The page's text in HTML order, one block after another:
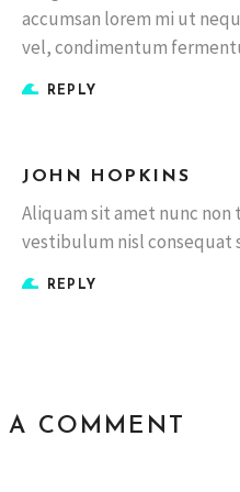
accumsan lorem mi ut
vel, condimentum
REPLY
JOHN HOPKINS
Aliquam sit amet nunc
vestibulum nisl consequat
REPLY
A COMMENT